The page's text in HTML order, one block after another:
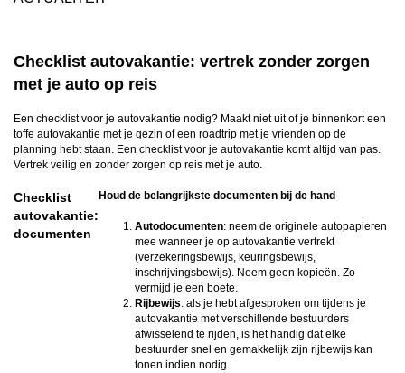
Checklist autovakantie: vertrek zonder zorgen
met je auto op reis
Een checklist voor je autovakantie nodig? Maakt niet uit of je binnenkort een
toffe autovakantie met je gezin of een roadtrip met je vrienden op de
planning hebt staan. Een checklist voor je autovakantie komt altijd van pas.
Vertrek veilig en zonder zorgen op reis met je auto.
Checklist
autovakantie:
documenten
Houd de belangrijkste documenten bij de hand
Autodocumenten: neem de originele autopapieren
mee wanneer je op autovakantie vertrekt
(verzekeringsbewijs, keuringsbewijs,
inschrijvingsbewijs). Neem geen kopieën. Zo
vermijd je een boete.
Rijbewijs: als je hebt afgesproken om tijdens je
autovakantie met verschillende bestuurders
afwisselend te rijden, is het handig dat elke
bestuurder snel en gemakkelijk zijn rijbewijs kan
tonen indien nodig.